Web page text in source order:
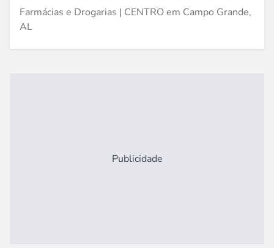
Farmácias e Drogarias | CENTRO em Campo Grande,
AL
Publicidade